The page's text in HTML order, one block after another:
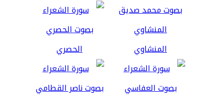
المنشاوي الحصري